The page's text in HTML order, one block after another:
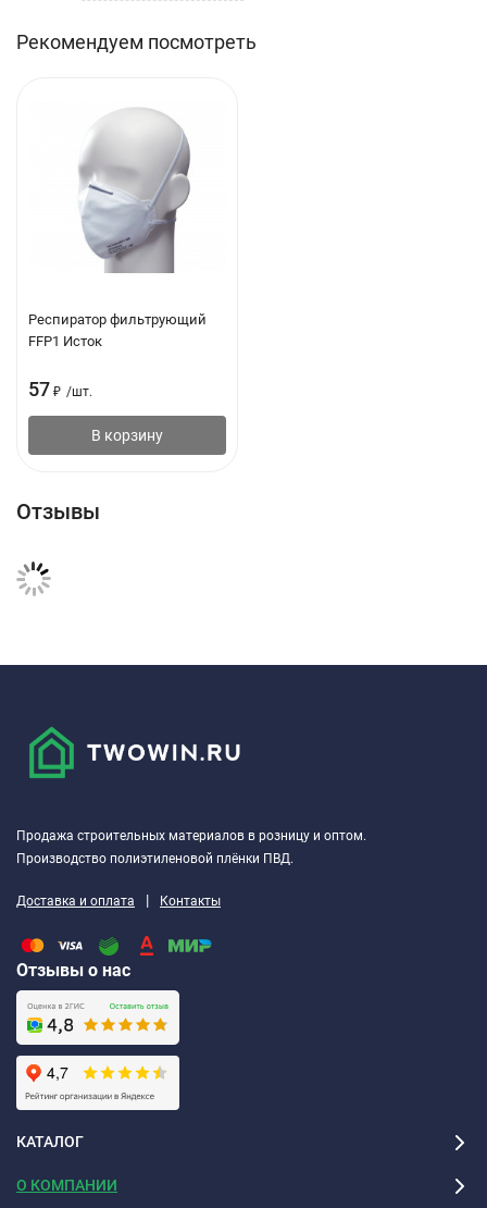
Рекомендуем посмотреть
Респиратор фильтрующий
FFP1 Исток
57 ₽ /шт.
В корзину
Отзывы
Продажа строительных материалов в розницу и оптом.
Производство полиэтиленовой плёнки ПВД.
Доставка и оплата | Контакты
Отзывы о нас
КАТАЛОГ
О КОМПАНИИ